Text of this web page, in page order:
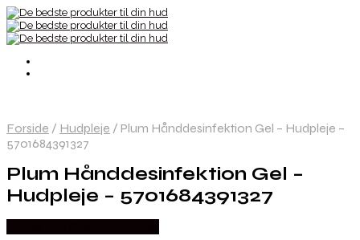
Forside / Hudpleje / Plum Hånddesinfektion Gel – Hudpleje –
5701684391327
Plum Hånddesinfektion Gel –
Hudpleje – 5701684391327